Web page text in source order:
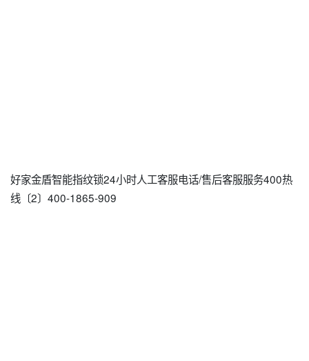
好家金盾智能指纹锁24小时人工客服电话/售后客服服务400热
线〔2〕400-1865-909